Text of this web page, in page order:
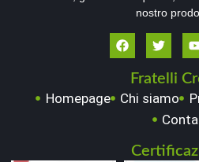
nostro
Fratelli
Homepage
Chi siamo